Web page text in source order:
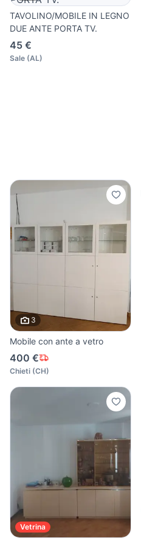
TAVOLINO/MOBILE IN LEGNO
DUE ANTE PORTA TV.
45 €
Sale (AL)
3
Mobile con ante a vetro
400 €
Chieti (CH)
Vetrina